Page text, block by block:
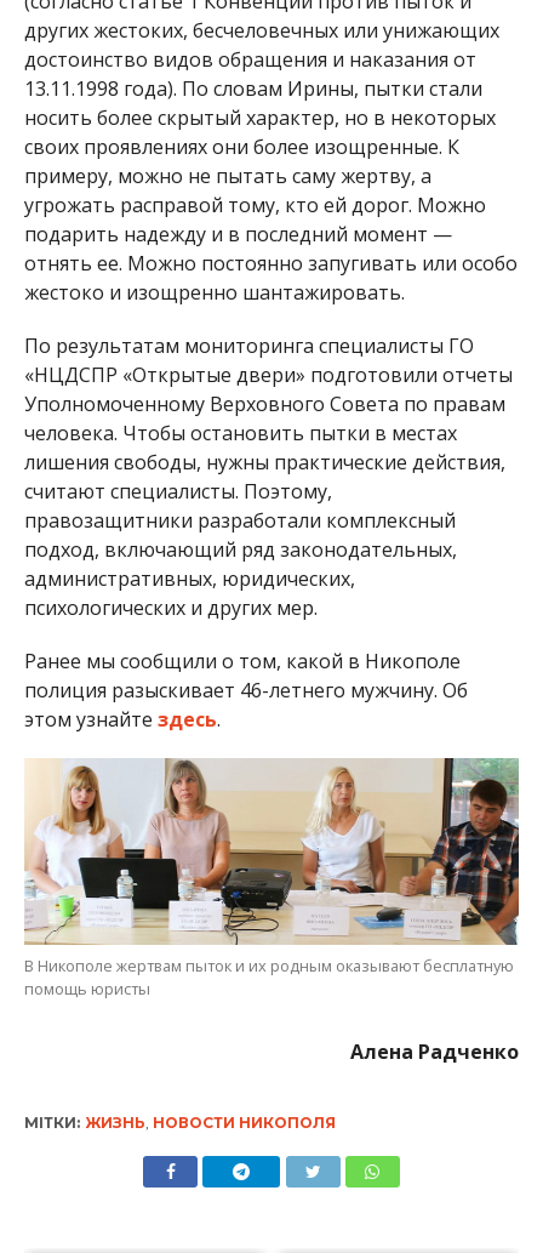
других жестоких, бесчеловечных или унижающих
достоинство видов обращения и наказания от
13.11.1998 года). По словам Ирины, пытки стали
носить более скрытый характер, но в некоторых
своих проявлениях они более изощренные. К
примеру, можно не пытать саму жертву, а
угрожать расправой тому, кто ей дорог. Можно
подарить надежду и в последний момент —
отнять ее. Можно постоянно запугивать или особо
жестоко и изощренно шантажировать.
По результатам мониторинга специалисты ГО
«НЦДСПР «Открытые двери» подготовили отчеты
Уполномоченному Верховного Совета по правам
человека. Чтобы остановить пытки в местах
лишения свободы, нужны практические действия,
считают специалисты. Поэтому,
правозащитники разработали комплексный
подход, включающий ряд законодательных,
административных, юридических,
психологических и других мер.
Ранее мы сообщили о том, какой в Никополе
полиция разыскивает 46-летнего мужчину. Об
этом узнайте здесь.
В Никополе жертвам пыток и их родным оказывают бесплатную
помощь юристы
Алена Радченко
МІТКИ: ЖИЗНЬ НОВОСТИ НИКОПОЛЯ